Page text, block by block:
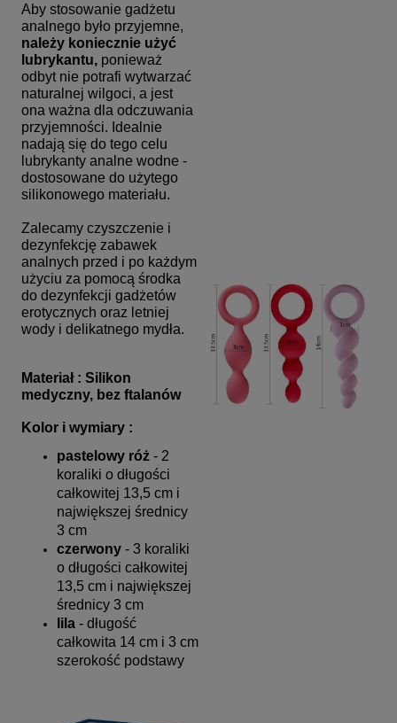
Aby stosowanie gadżetu
analnego było przyjemne,
należy koniecznie użyć
lubrykantu, ponieważ
odbyt nie potrafi wytwarzać
naturalnej wilgoci, a jest
ona ważna dla odczuwania
przyjemności. Idealnie
nadają się do tego celu
lubrykanty analne wodne -
dostosowane do użytego
silikonowego materiału.
Zalecamy czyszczenie i
dezynfekcję zabawek
analnych przed i po każdym
użyciu za pomocą środka
do dezynfekcji gadżetów
erotycznych oraz letniej
wody i delikatnego mydła.
Materiał : Silikon
medyczny, bez ftalanów
Kolor i wymiary :
pastelowy róż - 2
koraliki o długości
całkowitej 13,5 cm i
największej średnicy
3 cm
czerwony - 3 koraliki
o długości całkowitej
13,5 cm i największej
średnicy 3 cm
lila - długość
całkowita 14 cm i 3 cm
szerokość podstawy